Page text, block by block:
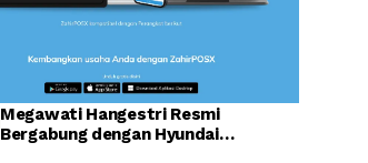
Megawati Hangestri Resmi
Bergabung dengan Hyundai